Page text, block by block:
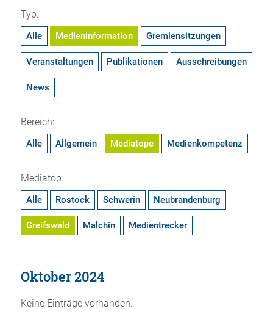
Typ:
Alle Medieninformation Gremiensitzungen
Veranstaltungen Publikationen Ausschreibungen
News
Bereich:
Alle Allgemein Mediatope Medienkompetenz
Mediatop:
Alle Rostock Schwerin Neubrandenburg
Greifswald Malchin Medientrecker
Oktober 2024
Keine Einträge vorhanden.